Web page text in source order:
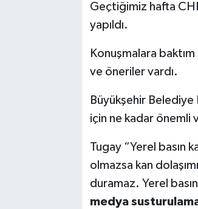
Geçtiğimiz hafta
yapıldı.
Konuşmalara
ve öneriler vardı.
Büyükşehir Belediye
için ne kadar önemli
Tugay “Yerel basın
olmazsa kan
duramaz. Yerel
medya